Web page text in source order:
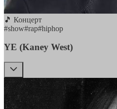
🎵 Концерт
#show#rap#hiphop
YE (Kaney West)